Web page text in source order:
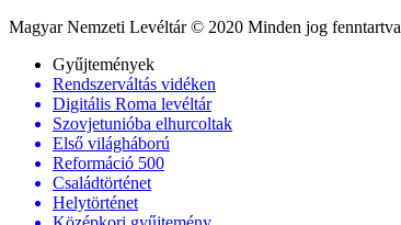
Magyar Nemzeti Levéltár © 2020 Minden jog fenntartva
Gyűjtemények
Rendszerváltás vidéken
Digitális Roma levéltár
Szovjetunióba elhurcoltak
Első világháború
Reformáció 500
Családtörténet
Helytörténet